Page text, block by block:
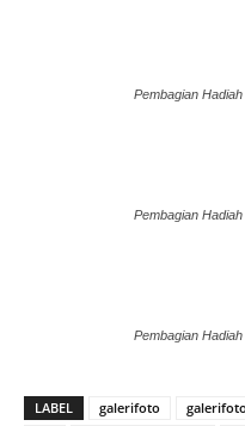
Pembagian
Pembagian
Pembagian
LABEL galerifoto